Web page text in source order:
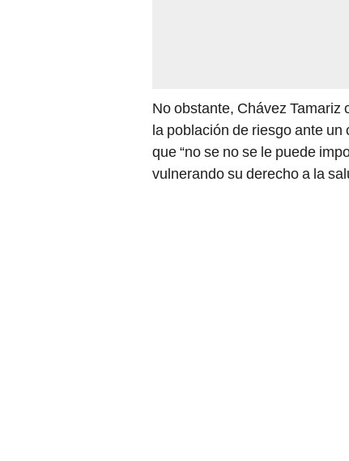
No obstante, Chávez Tamariz
la población de riesgo ante un
que “no se no se le puede
vulnerando su derecho a la